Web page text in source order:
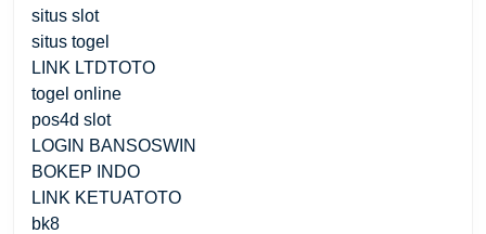
situs slot
situs togel
LINK LTDTOTO
togel online
pos4d slot
LOGIN BANSOSWIN
BOKEP INDO
LINK KETUATOTO
bk8